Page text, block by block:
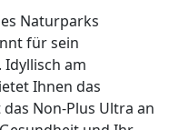
Naturparks
für sein
am
Ihnen das
Non-Plus Ultra an